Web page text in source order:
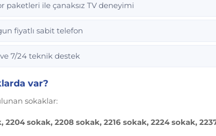
paketleri ile çanaksız TV deneyimi
fiyatlı sabit telefon
7/24 teknik destek
var?
sokaklar:
2204 sokak, 2208 sokak, 2216 sokak, 2224 sokak,